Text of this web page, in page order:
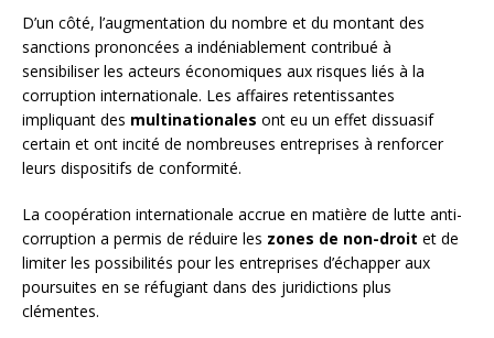
D’un côté, l’augmentation du nombre et du montant des
sanctions prononcées a indéniablement contribué à
sensibiliser les acteurs économiques aux risques liés à la
corruption internationale. Les affaires retentissantes
impliquant des multinationales ont eu un effet dissuasif
certain et ont incité de nombreuses entreprises à renforcer
leurs dispositifs de conformité.
La coopération internationale accrue en matière de lutte anti-
corruption a permis de réduire les zones de non-droit et de
limiter les possibilités pour les entreprises d’échapper aux
poursuites en se réfugiant dans des juridictions plus
clémentes.